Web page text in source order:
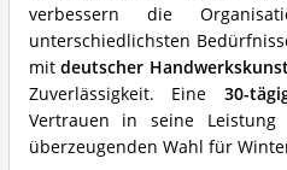
verbessern die
unterschiedlichsten
mitdeutscher
Zuverlässigkeit. Eine 30-
Vertrauen in seine
überzeugenden Wahl für